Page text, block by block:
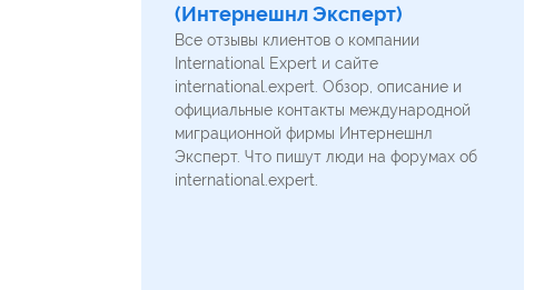
(Интернешнл Эксперт)
Все отзывы клиентов о компании
International Expert и сайте
international.expert. Обзор, описание и
официальные контакты международной
миграционной фирмы Интернешнл
Эксперт. Что пишут люди на форумах об
international.expert.